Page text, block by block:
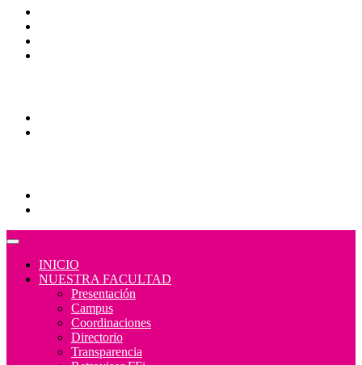
INICIO
NUESTRA FACULTAD
Presentación
Campus
Coordinaciones
Directorio
Transparencia